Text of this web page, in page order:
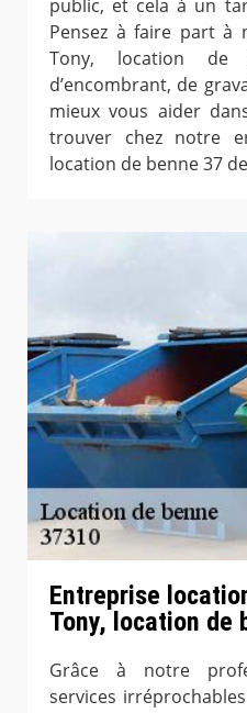
public, et cela à un
Pensez à faire part à
Tony, location
d’encombrant, de
mieux vous aider
trouver chez notre
location de benne 37
Entreprise
Tony, location de
Grâce à notre
services